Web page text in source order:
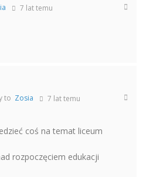
7 lat temu
to Zosia 7 lat temu
coś na temat liceum
rozpoczęciem edukacji